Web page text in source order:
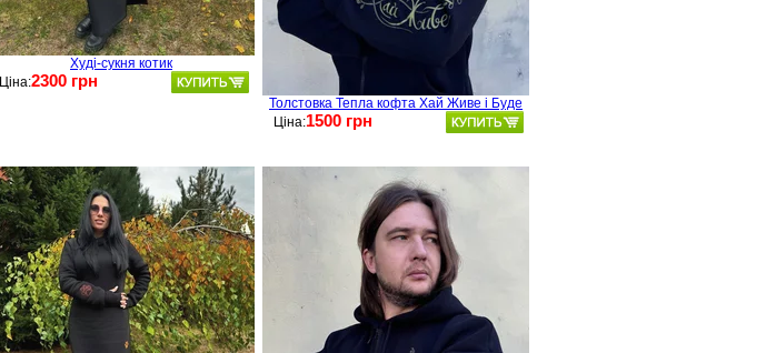
Худі-сукня котик
Ціна:2300 грн
Толстовка Тепла кофта Хай Живе і Буде
Ціна:1500 грн